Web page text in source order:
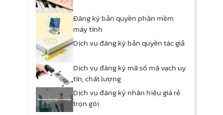
Đăng ký bản quyền phần mềm
máy tính
Dịch vụ đăng ký bản quyền tác giả
Dịch vụ đăng ký mã số mã vạch uy
tín, chất lượng
Dịch vụ đăng ký nhãn hiệu giá rẻ
trọn gói